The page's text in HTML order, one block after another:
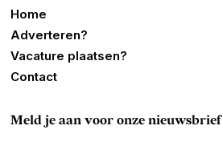
Home
Adverteren?
Vacature plaatsen?
Contact
Meld je aan voor onze nieuwsbrief